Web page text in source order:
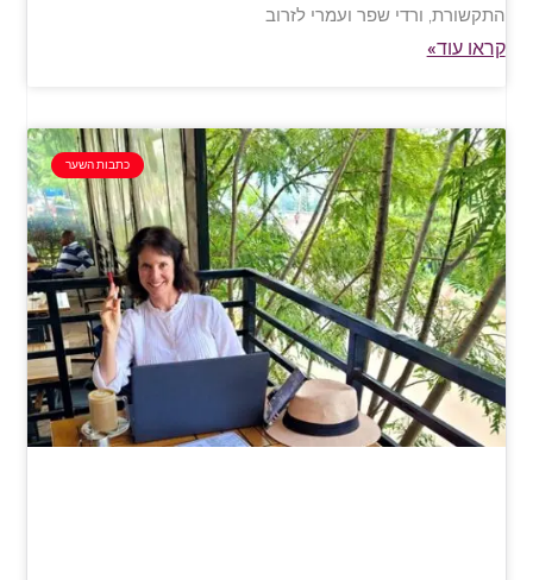
התקשורת, ורדי שפר ועמרי לזרוב
קראו עוד»
כתבות השער